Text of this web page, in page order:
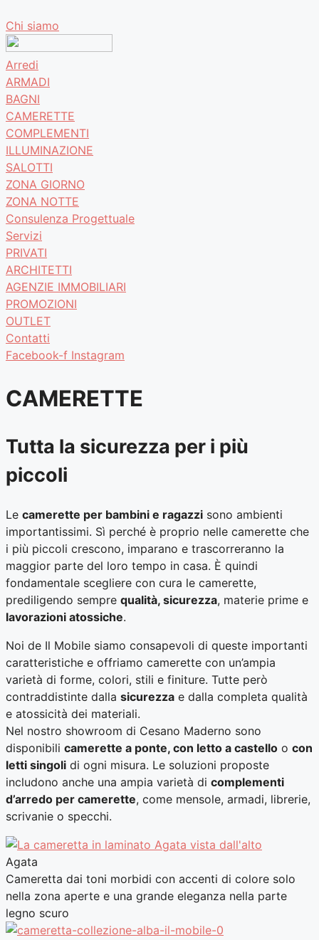
Chi siamo
Arredi
ARMADI
BAGNI
CAMERETTE
COMPLEMENTI
ILLUMINAZIONE
SALOTTI
ZONA GIORNO
ZONA NOTTE
Consulenza Progettuale
Servizi
PRIVATI
ARCHITETTI
AGENZIE IMMOBILIARI
PROMOZIONI
OUTLET
Contatti
Facebook-f Instagram
CAMERETTE
Tutta la sicurezza per i più
piccoli
Le camerette per bambini e ragazzi sono ambienti
importantissimi. Sì perché è proprio nelle camerette che
i più piccoli crescono, imparano e trascorreranno la
maggior parte del loro tempo in casa. È quindi
fondamentale scegliere con cura le camerette,
prediligendo sempre qualità, sicurezza, materie prime e
lavorazioni atossiche.
Noi de Il Mobile siamo consapevoli di queste importanti
caratteristiche e offriamo camerette con un’ampia
varietà di forme, colori, stili e finiture. Tutte però
contraddistinte dalla sicurezza e dalla completa qualità
e atossicità dei materiali.
Nel nostro showroom di Cesano Maderno sono
disponibili camerette a ponte, con letto a castello o con
letti singoli di ogni misura. Le soluzioni proposte
includono anche una ampia varietà di complementi
d’arredo per camerette, come mensole, armadi, librerie,
scrivanie o specchi.
Agata
Cameretta dai toni morbidi con accenti di colore solo
nella zona aperte e una grande eleganza nella parte
legno scuro